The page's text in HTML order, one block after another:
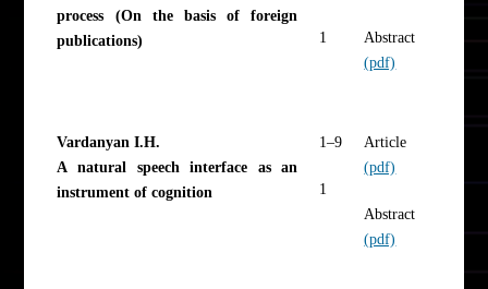
process (On the basis of foreign
publications)
1
Abstract
(pdf)
Vardanyan I.H.
A natural speech interface as an
instrument of cognition
1–9
1
Article
(pdf)
Abstract
(pdf)